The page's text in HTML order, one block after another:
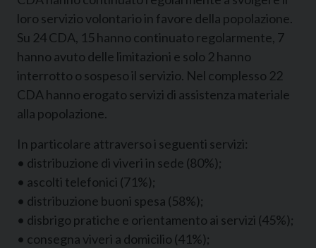
loro servizio volontario in favore della popolazione.
Su 24 CDA, 15 hanno continuato regolarmente, 7
hanno avuto delle limitazioni e solo 2 hanno
interrotto o sospeso il servizio. Nel complesso 22
CDA hanno erogato servizi di assistenza materiale
alla popolazione.
In particolare attraverso i seguenti servizi:
• distribuzione di viveri in sede (80%);
• ascolti telefonici (71%);
• distribuzione buoni spesa (58%);
• disbrigo pratiche e orientamento ai servizi (45%);
• consegna viveri a domicilio (41%);